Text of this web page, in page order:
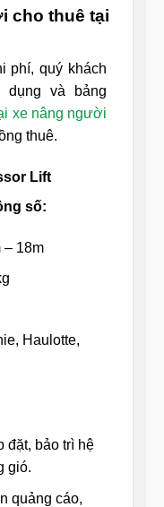
cho thuê tại
phí, quý khách
dụng và bảng
xe nâng người
thuê.
Lift
số:
– 18m
Haulotte,
đặt, bảo trì hệ
gió.
quảng cáo,